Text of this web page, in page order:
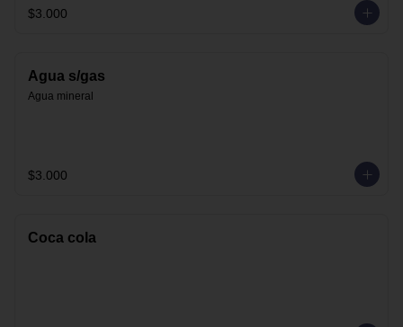
$3.000
Agua s/gas
Agua mineral
$3.000
Coca cola